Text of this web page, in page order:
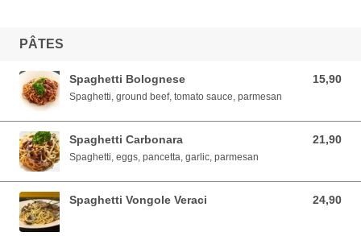
PÂTES
Spaghetti Bolognese 15,90
15,90 EUR
Spaghetti, ground beef, tomato sauce, parmesan
Spaghetti Carbonara 21,90
21,90 EUR
Spaghetti, eggs, pancetta, garlic, parmesan
Spaghetti Vongole Veraci 24,90
24,90 EUR